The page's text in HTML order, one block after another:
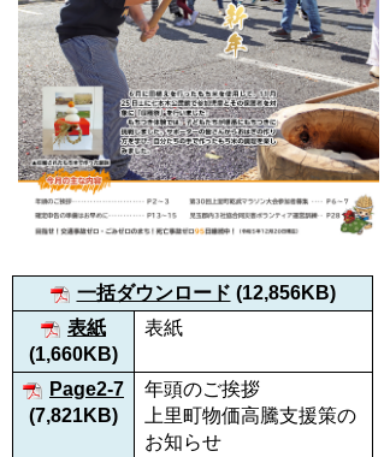
一括ダウンロード (12,856KB)
表紙
(1,660KB)
表紙
Page2-7
(7,821KB)
年頭のご挨拶
上里町物価高騰支援策の
お知らせ